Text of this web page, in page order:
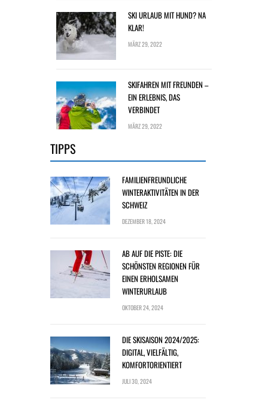
SKI URLAUB MIT HUND? NA
KLAR!
MÄRZ 29, 2022
SKIFAHREN MIT FREUNDEN –
EIN ERLEBNIS, DAS
VERBINDET
MÄRZ 29, 2022
TIPPS
FAMILIENFREUNDLICHE
WINTERAKTIVITÄTEN IN DER
SCHWEIZ
DEZEMBER 18, 2024
AB AUF DIE PISTE: DIE
SCHÖNSTEN REGIONEN FÜR
EINEN ERHOLSAMEN
WINTERURLAUB
OKTOBER 24, 2024
DIE SKISAISON 2024/2025:
DIGITAL, VIELFÄLTIG,
KOMFORTORIENTIERT
JULI 30, 2024